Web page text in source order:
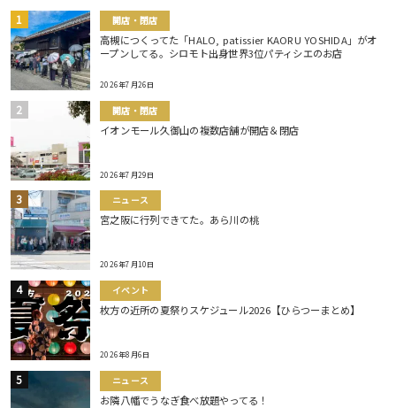
開店・閉店
高槻につくってた「HALO, patissier KAORU YOSHIDA」がオ
ープンしてる。シロモト出身世界3位パティシエのお店
2026年7月26日
開店・閉店
イオンモール久御山の複数店舗が開店＆閉店
2026年7月29日
ニュース
宮之阪に行列できてた。あら川の桃
2026年7月10日
イベント
枚方の近所の夏祭りスケジュール2026【ひらつーまとめ】
2026年8月6日
ニュース
お隣八幡でうなぎ食べ放題やってる！